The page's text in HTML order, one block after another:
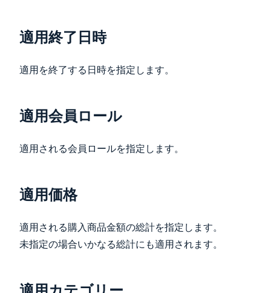
適用終了日時
適用を終了する日時を指定します。
適用会員ロール
適用される会員ロールを指定します。
適用価格
適用される購入商品金額の総計を指定します。
未指定の場合いかなる総計にも適用されます。